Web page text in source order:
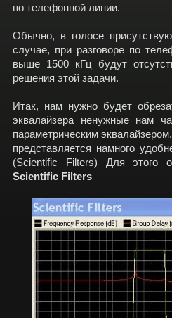
по телефонной линии.
Обычно, в голосе
случае, при разговоре по
выше 1500 кГц будут
решения этой задачи.
Итак, нам нужно будет
эквалайзера ненужные нам
параметрическим
представляется намного
(Scientific Filters) Для этого
Sсientific Filters